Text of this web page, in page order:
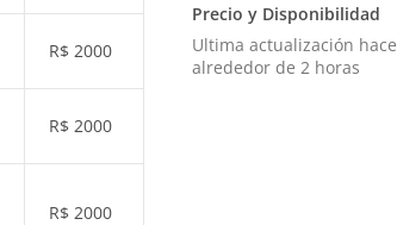
R$ 2000
R$ 2000
R$ 2000
Precio y Disponibilidad
Ultima actualización hace
alrededor de 2 horas